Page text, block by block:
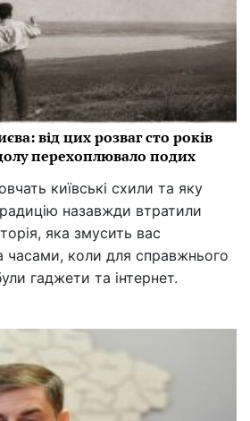
від цих розваг сто років
перехоплювало подих
київські схили та яку
назавжди втратили
яка змусить вас
часами, коли для справжнього
гаджети та інтернет.